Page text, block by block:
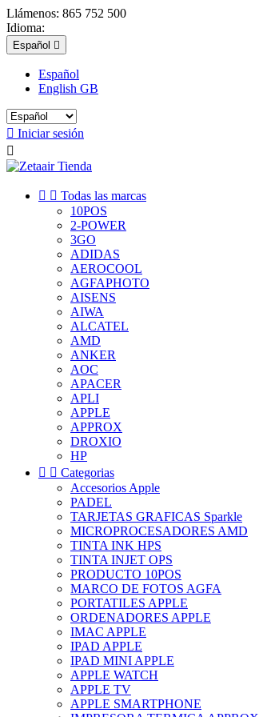
Llámenos: 865 752 500
Idioma:
Español 
Español
English GB
 Iniciar sesión

  Todas las marcas
10POS
2-POWER
3GO
ADIDAS
AEROCOOL
AGFAPHOTO
AISENS
AIWA
ALCATEL
AMD
ANKER
AOC
APACER
APLI
APPLE
APPROX
DROXIO
HP
  Categorias
Accesorios Apple
PADEL
TARJETAS GRAFICAS Sparkle
MICROPROCESADORES AMD
TINTA INK HPS
TINTA INJET OPS
PRODUCTO 10POS
MARCO DE FOTOS AGFA
PORTATILES APPLE
ORDENADORES APPLE
IMAC APPLE
IPAD APPLE
IPAD MINI APPLE
APPLE WATCH
APPLE TV
APPLE SMARTPHONE